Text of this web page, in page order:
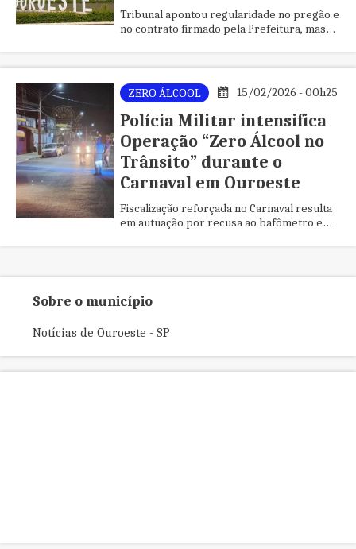
Tribunal apontou regularidade no pregão e
no contrato firmado pela Prefeitura, mas
previstas no edital.
ZERO ÁLCOOL
15/02/2026 - 00h25
Polícia Militar intensifica
Operação “Zero Álcool no
Trânsito” durante o
Carnaval em Ouroeste
Fiscalização reforçada no Carnaval resulta
em autuação por recusa ao bafômetro e
Sobre o município
Notícias de Ouroeste - SP